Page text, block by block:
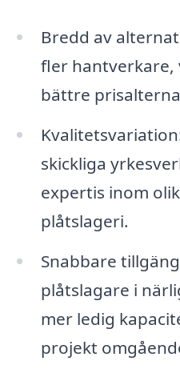
Bredd av
fler hantverkare,
bättre
skickliga
expertis inom
plåtslageri.
Snabbare
plåtslagare i
mer ledig
projekt